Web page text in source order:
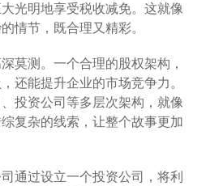
光明地享受税收减免。这就像
情节，既合理又精彩。
莫测。一个合理的股权架构，
还能提升企业的市场竞争力。
投资公司等多层次架构，就像
复杂的线索，让整个故事更加
通过设立一个投资公司，将利